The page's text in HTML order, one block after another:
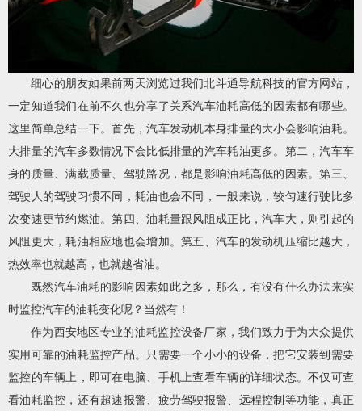
细心的朋友如果前两天浏览过我们北斗通导航科技的官方网站，
一定知道我们在前不久也分享了关系汽车油耗高低的因素都有哪些。
这里简单总结一下。首先，汽车发动机本身排量的大小会影响油耗。
大排量的汽车多数情况下会比低排量的汽车耗油更多。第二，汽车车
身的质量、满载质量、驾驶路况，都是影响油耗高低的因素。第三、
驾驶人的驾驶习惯不同，耗油也会不同，一般来说，较匀速行驶比多
次变速更节约燃油。第四、油耗量跟风阻成正比，汽车大，则引起的
风阻更大，耗油相应地也会增加。第五、汽车的发动机压缩比越大，
热效率也就越高，也就越省油。
既然汽车油耗的影响因素如此之多，那么，有没有什么办法来实
时监控汽车的油耗变化呢？当然有！
作为西安地区专业的油耗监控设备厂家，我们致力于为大众提供
实用可靠的油耗监控产品。只需要一个小小的设备，把它安装到需要
监控的车辆上，即可在电脑、手机上查看车辆的详细状态。不仅可查
看油耗监控，还有超速报警、疲劳驾驶报警、远程控制等功能，真正